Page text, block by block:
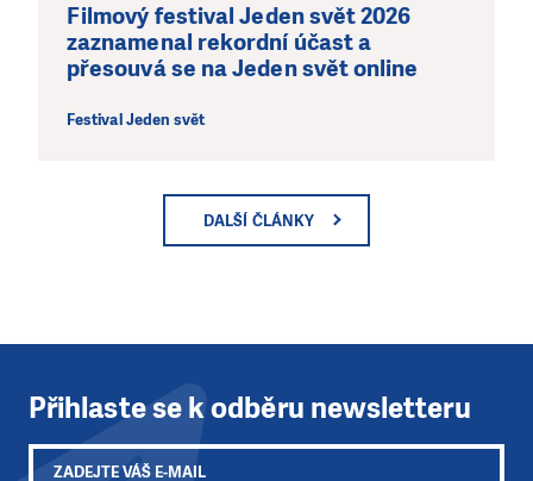
Filmový festival Jeden svět 2026
zaznamenal rekordní účast a
přesouvá se na Jeden svět online
Festival Jeden svět
DALŠÍ ČLÁNKY
Přihlaste se k odběru newsletteru